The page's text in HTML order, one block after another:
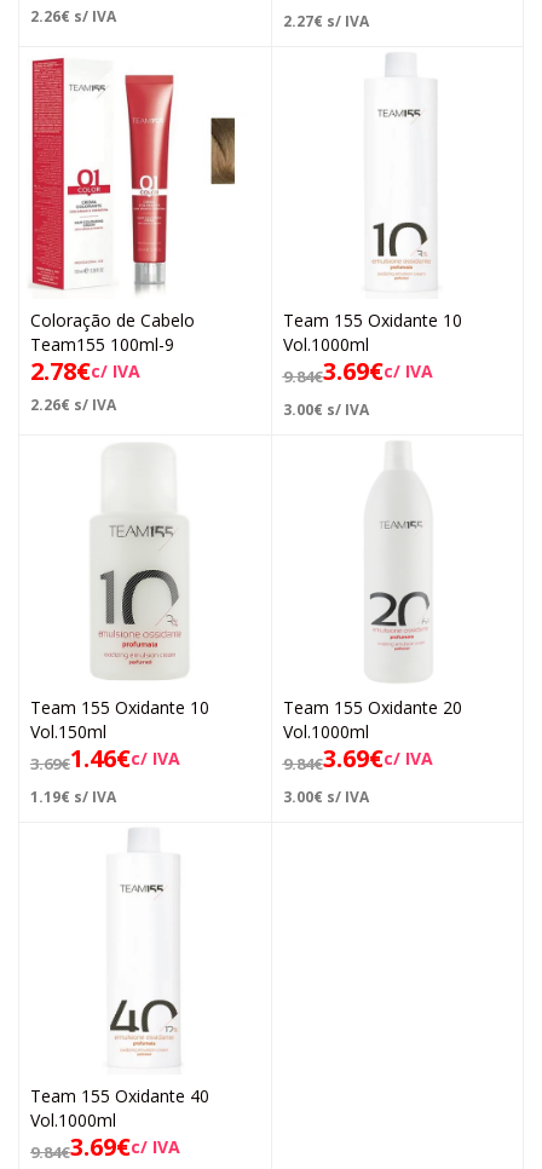
2.26€ s/ IVA 2.27€ s/ IVA
Coloração de Cabelo
Team155 100ml-9
2.78€c/ IVA
2.26€ s/ IVA
Team 155 Oxidante 10
Vol.1000ml
9.84€3.69€c/ IVA
3.00€ s/ IVA
Team 155 Oxidante 10
Vol.150ml
3.69€1.46€c/ IVA
1.19€ s/ IVA
Team 155 Oxidante 20
Vol.1000ml
9.84€3.69€c/ IVA
3.00€ s/ IVA
Team 155 Oxidante 40
Vol.1000ml
9.84€3.69€c/ IVA